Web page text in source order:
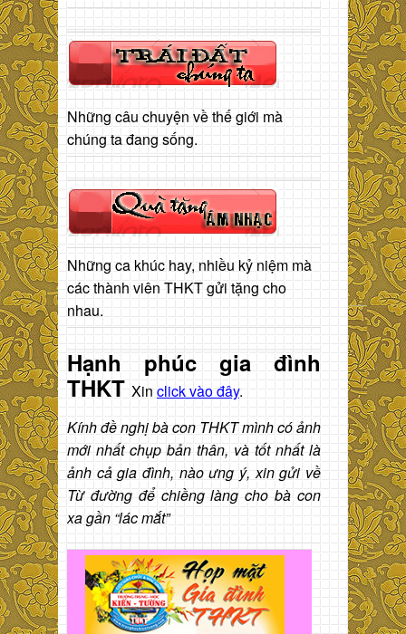
Những câu chuyện về thế giới mà
chúng ta đang sống.
Những ca khúc hay, nhiều kỷ niệm mà
các thành viên THKT gửi tặng cho
nhau.
Hạnh phúc gia đình
THKT Xin click vào đây.
Kính đề nghị bà con THKT mình có ảnh
mới nhất chụp bản thân, và tốt nhất là
ảnh cả gia đình, nào ưng ý, xin gửi về
Từ đường để chiềng làng cho bà con
xa gần “lác mắt”